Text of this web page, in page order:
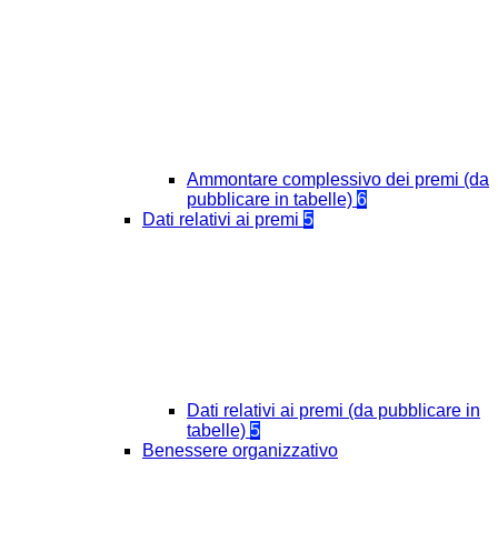
Ammontare complessivo dei premi (da
pubblicare in tabelle) 6
Dati relativi ai premi 5
Dati relativi ai premi (da pubblicare in
tabelle) 5
Benessere organizzativo